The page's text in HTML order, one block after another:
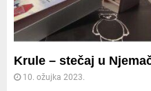
Krule – stečaj u
10. ožujka 2023.